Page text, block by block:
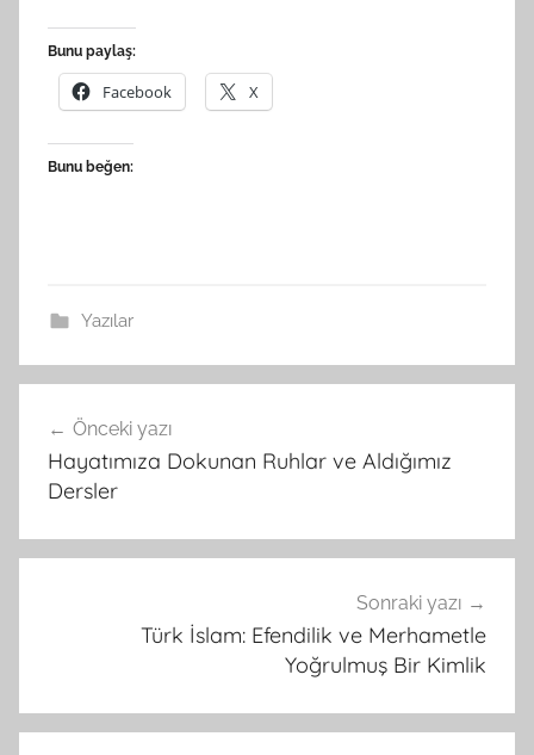
Bunu paylaş:
Facebook X
Bunu beğen:
Yazılar
gezinmesi
Önceki yazı
Hayatımıza Dokunan Ruhlar ve Aldığımız
Dersler
Sonraki yazı
Türk İslam: Efendilik ve Merhametle
Yoğrulmuş Bir Kimlik